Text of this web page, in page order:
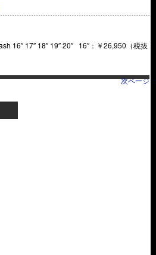
16″ 17″ 18″ 19″ 20″ 16″：￥26,950（税抜
次ページ